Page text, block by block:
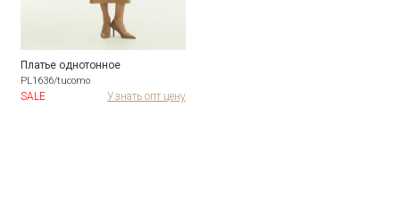
Платье однотонное
PL1636/tucomo
SALE Узнать опт цену